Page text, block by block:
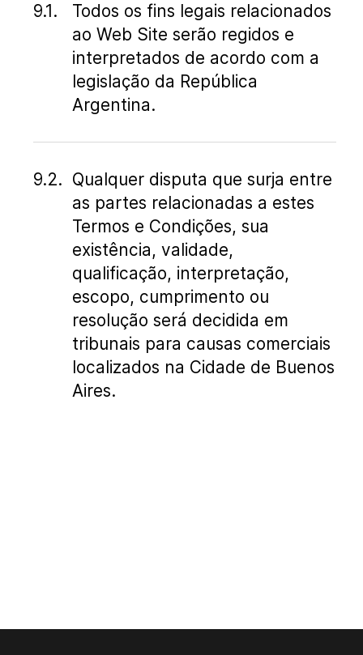
Todos os fins legais relacionados
ao Web Site serão regidos e
interpretados de acordo com a
legislação da República
Argentina.
Qualquer disputa que surja entre
as partes relacionadas a estes
Termos e Condições, sua
existência, validade,
qualificação, interpretação,
escopo, cumprimento ou
resolução será decidida em
tribunais para causas comerciais
localizados na Cidade de Buenos
Aires.